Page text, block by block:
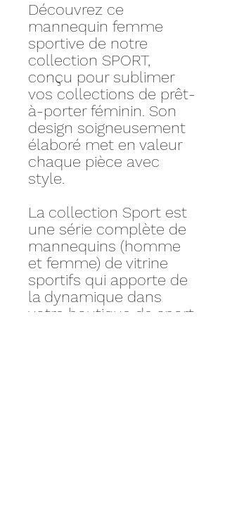
Découvrez ce
mannequin femme
sportive de notre
collection SPORT,
conçu pour sublimer
vos collections de prêt-
à-porter féminin. Son
design soigneusement
élaboré met en valeur
chaque pièce avec
style.
La collection Sport est
une série complète de
mannequins (homme
et femme) de vitrine
sportifs qui apporte de
la dynamique dans
votre boutique de sport.